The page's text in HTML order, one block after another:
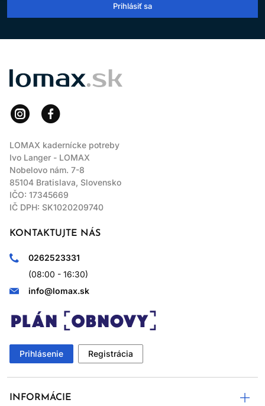
Prihlásiť sa
LOMAX
LOMAX kadernícke potreby
Ivo Langer - LOMAX
Nobelovo nám. 7-8
85104 Bratislava, Slovensko
IČO: 17345669
IČ DPH: SK1020209740
KONTAKTUJTE NÁS
0262523331
(08:00 - 16:30)
info@lomax.sk
Prihlásenie Registrácia
INFORMÁCIE